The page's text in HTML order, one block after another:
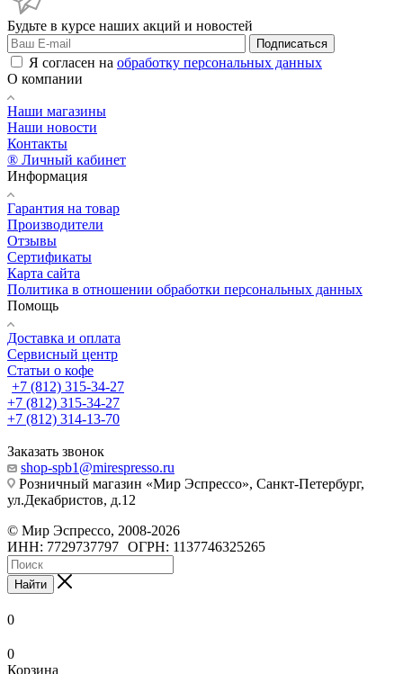
Будьте в курсе наших акций и новостей
Подписаться
Я согласен на обработку персональных данных
О компании
Наши магазины
Наши новости
Контакты
® Личный кабинет
Информация
Гарантия на товар
Производители
Отзывы
Сертификаты
Карта сайта
Политика в отношении обработки персональных данных
Помощь
Доставка и оплата
Сервисный центр
Статьи о кофе
+7 (812) 315-34-27
+7 (812) 315-34-27
+7 (812) 314-13-70
Заказать звонок
shop-spb1@mirespresso.ru
Розничный магазин «Мир Эспрессо», Санкт-Петербург,
ул.Декабристов, д.12
© Мир Эспрессо, 2008-2026
ИНН: 7729737797 ОГРН: 1137746325265
Найти
0
0
Корзина